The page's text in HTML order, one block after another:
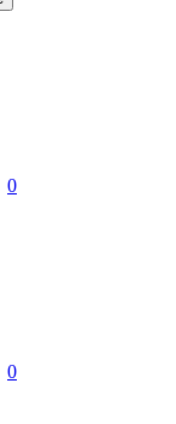
0
0